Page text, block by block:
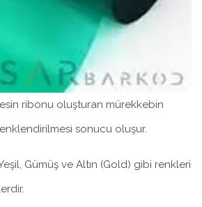
ribonu oluşturan mürekkebin
sonucu oluşur.
Yeşil, Gümüş ve Altın (Gold) gibi renkleri